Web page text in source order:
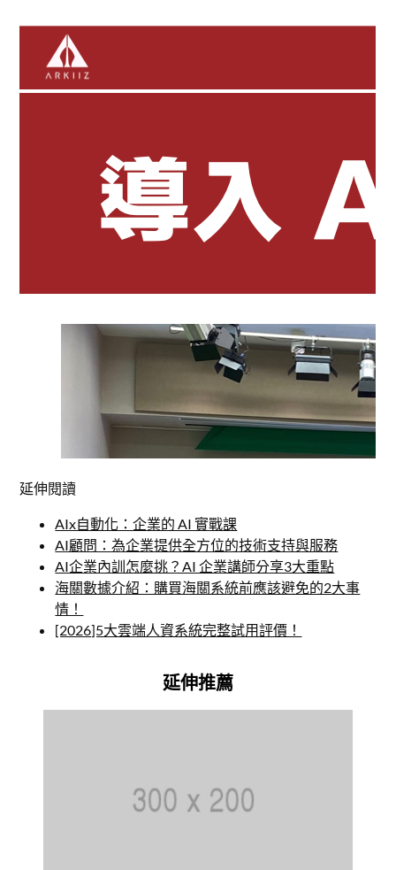
延伸閱讀
AIx自動化：企業的 AI 實戰課
AI顧問：為企業提供全方位的技術支持與服務
AI企業內訓怎麼挑？AI 企業講師分享3大重點
海關數據介紹：購買海關系統前應該避免的2大事
情！
[2026]5大雲端人資系統完整試用評價！
延伸推薦